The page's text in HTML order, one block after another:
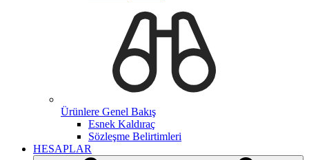
Ürünlere Genel Bakış
Esnek Kaldıraç
Sözleşme Belirtimleri
HESAPLAR